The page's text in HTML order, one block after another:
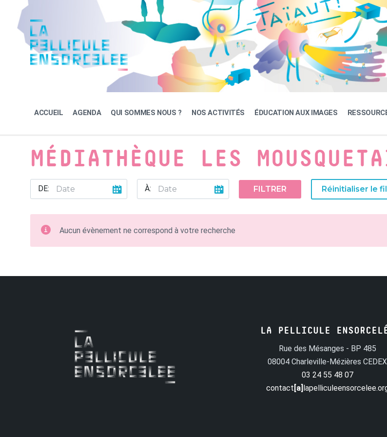
content
navigation
footer
ACCUEIL AGENDA QUI SOMMES NOUS ? NOS ACTIVITÉS ÉDUCATION AUX IMAGES
MÉDIATHÈQUE LES
DE: À: FILTRER Réinitialiser le
Aucun évènement ne correspond à votre recherche
LA PELLICULE
Rue des Mésanges - BP 485
08004 Charleville-Mézières CEDEX
03 24 55 48 07
contact [a]